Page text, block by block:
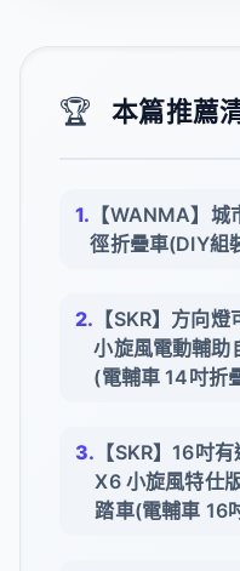
🏆 本篇推薦
【WANMA】
徑折疊車(DIY組
【SKR】方向
小旋風電動輔助
(電輔車 14吋折
【SKR】16吋
X6 小旋風特仕
踏車(電輔車 16